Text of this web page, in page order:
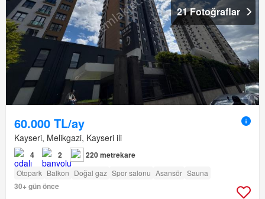
21 Fotoğraflar
60.000 TL/ay
Kayseri, Melikgazi, Kayseri ili
4 2 220 metrekare
Otopark Balkon Doğal gaz Spor salonu Asansör Sauna
30+ gün önce